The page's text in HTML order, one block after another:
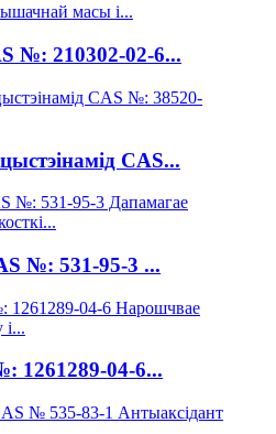
№: 210302-02-6...
CAS...
№: 531-95-3 ...
1261289-04-6...